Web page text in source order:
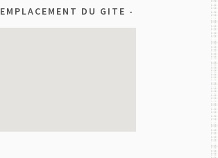
EMPLACEMENT DU GITE